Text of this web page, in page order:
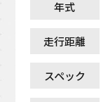
年式
走行距離
スペック